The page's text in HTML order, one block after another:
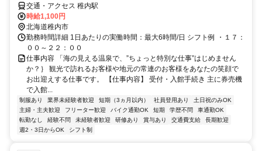
交通・アクセス 稚内駅
時給1,100円
北海道稚内市
勤務時間詳細 1日あたりの実働時間：最大6時間/日 シフト例 ・１７：
００～２２：００
仕事内容 「海の見える温泉で、”ちょっと特別な仕事”はじめません
か？｝ 観光で訪れるお客様や地元の常連のお客様をあなたの笑顔で
お出迎えする仕事です。 【仕事内容】 受付・入館手続き 主に券売機
で入館...
制服あり 業界未経験者歓迎 短期（3ヵ月以内） 社員登用あり
土日祝のみOK
主婦・主夫歓迎
フリーター歓迎 バイク通勤OK 短期 学歴不問
車通勤OK
転勤なし
経験不問 未経験者歓迎 研修あり 賞与あり 交通費支給
長期歓迎
週2・3日からOK
シフト制